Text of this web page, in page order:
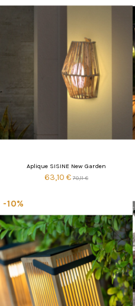
Aplique SISINE New Garden
63,10 € 70,11 €
-10%